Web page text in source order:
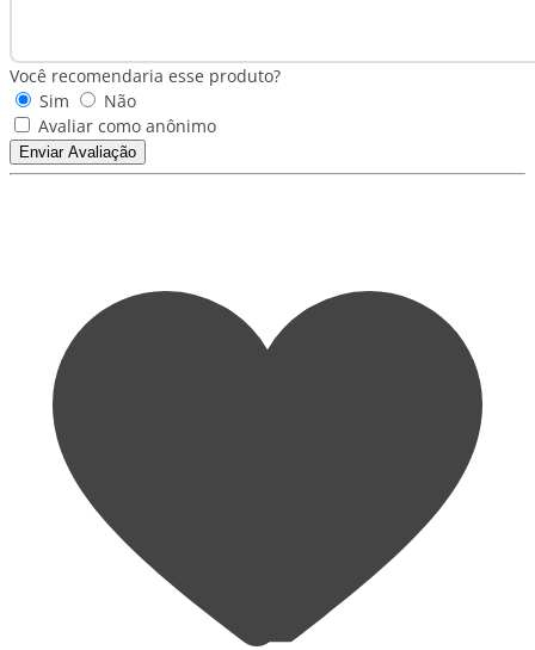
Você recomendaria esse produto?
Sim
Não
Avaliar como anônimo
Enviar Avaliação